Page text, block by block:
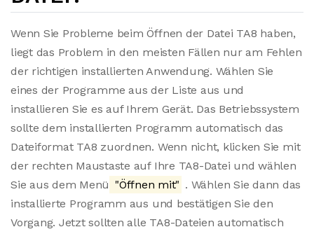
Wenn Sie Probleme beim Öffnen der Datei TA8 haben,
liegt das Problem in den meisten Fällen nur am Fehlen
der richtigen installierten Anwendung. Wählen Sie
eines der Programme aus der Liste aus und
installieren Sie es auf Ihrem Gerät. Das Betriebssystem
sollte dem installierten Programm automatisch das
Dateiformat TA8 zuordnen. Wenn nicht, klicken Sie mit
der rechten Maustaste auf Ihre TA8-Datei und wählen
Sie aus dem Menü "Öffnen mit" . Wählen Sie dann das
installierte Programm aus und bestätigen Sie den
Vorgang. Jetzt sollten alle TA8-Dateien automatisch